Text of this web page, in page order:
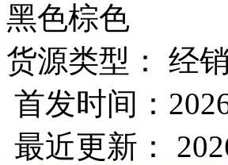
黑色棕色
货源类型： 经
首发时间：
最近更新：